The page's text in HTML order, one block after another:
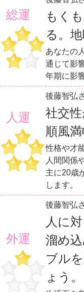
総運
もく
る。
あなたの
通じて影
年期に影
人運
後藤智弘
社交
順風
性格や才
人間関係
主に20歳
します。
外運
後藤智弘
人に
溜め
ブル
ょう。